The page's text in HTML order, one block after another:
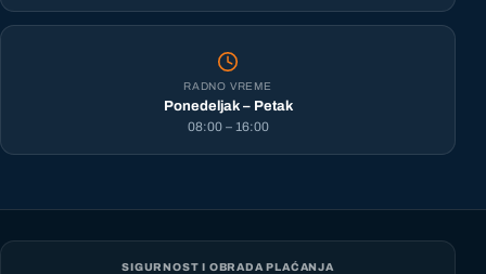
RADNO VREME
Ponedeljak – Petak
08:00 – 16:00
SIGURNOST I OBRADA PLAĆANJA